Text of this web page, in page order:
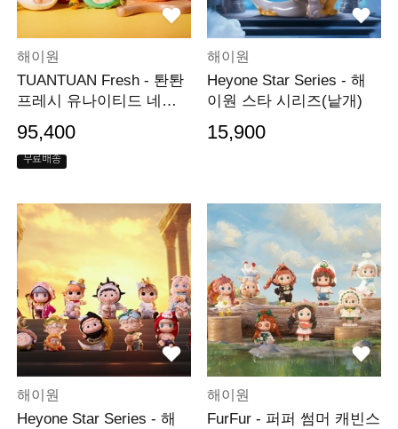
해이원
TUANTUAN Fresh - 퇀퇀
프레시 유나이티드 네이
95,400
무료배송
해이원
Heyone Star Series - 해
이원 스타 시리즈(낱개)
15,900
해이원
Heyone Star Series - 해
해이원
FurFur - 퍼퍼 썸머 캐빈스